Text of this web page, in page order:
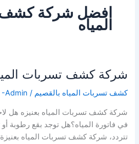
افضل شركة
المياه
شركة كشف تسربات
كشف تسربات المياه بالقصيم /
-Admin
شركة كشف تسربات المياه بعنيزه هل
في فاتورة المياه؟هل توجد بقع رطوبة
تتردد، شركة كشف تسربات المياه بعنيزة
شركة
كشف
تسربات
المياه
بعنيزه